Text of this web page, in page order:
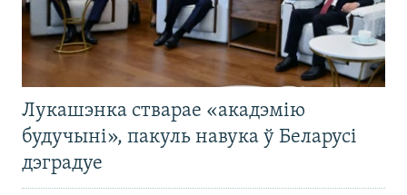
Лукашэнка стварае «акадэмію
будучыні», пакуль навука ў Беларусі
дэградуе